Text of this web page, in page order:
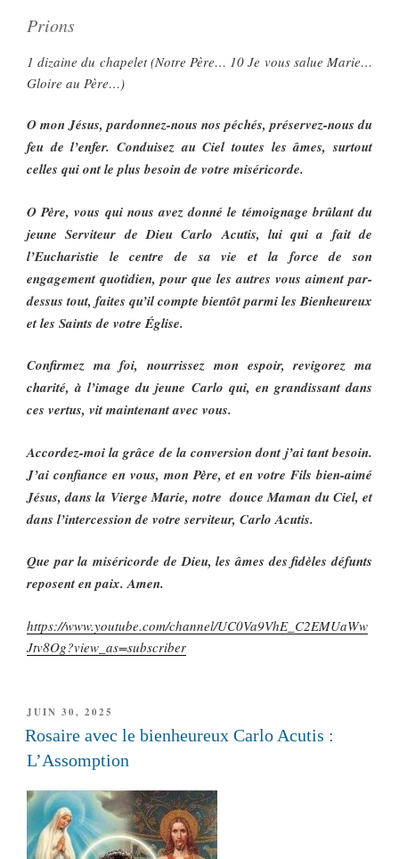
Prions
1 dizaine du chapelet (Notre Père… 10 Je vous salue Marie…
Gloire au Père…)
O mon Jésus, pardonnez-nous nos péchés, préservez-nous du
feu de l’enfer. Conduisez au Ciel toutes les âmes, surtout
celles qui ont le plus besoin de votre miséricorde.
O Père, vous qui nous avez donné le témoignage brûlant du
jeune Serviteur de Dieu Carlo Acutis, lui qui a fait de
l’Eucharistie le centre de sa vie et la force de son
engagement quotidien, pour que les autres vous aiment par-
dessus tout, faites qu’il compte bientôt parmi les Bienheureux
et les Saints de votre Église.
Confirmez ma foi, nourrissez mon espoir, revigorez ma
charité, à l’image du jeune Carlo qui, en grandissant dans
ces vertus, vit maintenant avec vous.
Accordez-moi la grâce de la conversion dont j’ai tant besoin.
J’ai confiance en vous, mon Père, et en votre Fils bien-aimé
Jésus, dans la Vierge Marie, notre douce Maman du Ciel, et
dans l’intercession de votre serviteur, Carlo Acutis.
Que par la miséricorde de Dieu, les âmes des fidèles défunts
reposent en paix. Amen.
https://www.youtube.com/channel/UC0Va9VhE_C2EMUaWw
Jtv8Og?view_as=subscriber
PUBLIÉ
LE
JUIN 30, 2025
Rosaire avec le bienheureux Carlo Acutis :
L’Assomption